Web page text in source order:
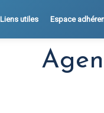
Liens utiles Espace